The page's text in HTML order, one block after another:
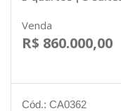
Venda
R$ 860.000,00
Cód.: CA0362